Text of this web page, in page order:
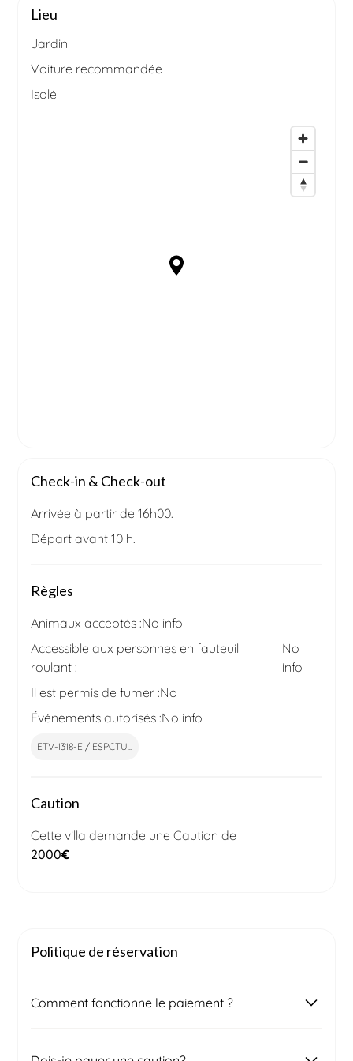
Lieu
Jardin
Voiture recommandée
Isolé
Check-in & Check-out
Arrivée à partir de 16h00.
Départ avant 10 h.
Règles
Animaux acceptés :No info
Accessible aux personnes en fauteuil
roulant :
No
info
Il est permis de fumer :No
Événements autorisés :No info
ETV-1318-E / ESPCTU...
Caution
Cette villa demande une Caution de
2000€
Politique de réservation
Comment fonctionne le paiement ?